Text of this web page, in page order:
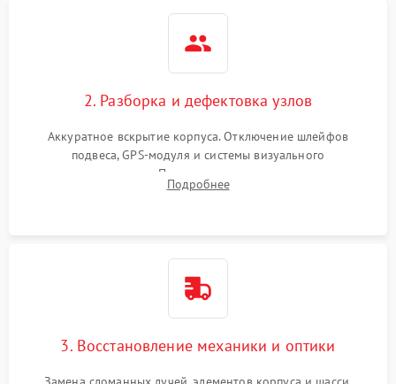
2. Разборка и дефектовка узлов
Аккуратное вскрытие корпуса. Отключение шлейфов
подвеса, GPS-модуля и системы визуального
позиционирования. Проверка полетного контроллера,
регуляторов оборотов (ESC) и бесколлекторных моторов на
Подробнее
3. Восстановление механики и оптики